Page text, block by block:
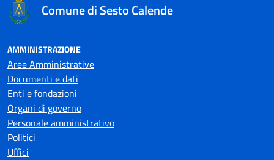
Comune di Sesto Calende
AMMINISTRAZIONE
Aree Amministrative
Documenti e dati
Enti e fondazioni
Organi di governo
Personale amministrativo
Politici
Uffici